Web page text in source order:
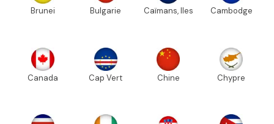
Brunei Bulgarie Caïmans, Iles Cambodge
Canada Cap Vert Chine Chypre